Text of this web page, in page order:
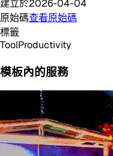
建立於2026-04-04
原始碼查看原始碼
標籤
ToolProductivity
模板內的服務